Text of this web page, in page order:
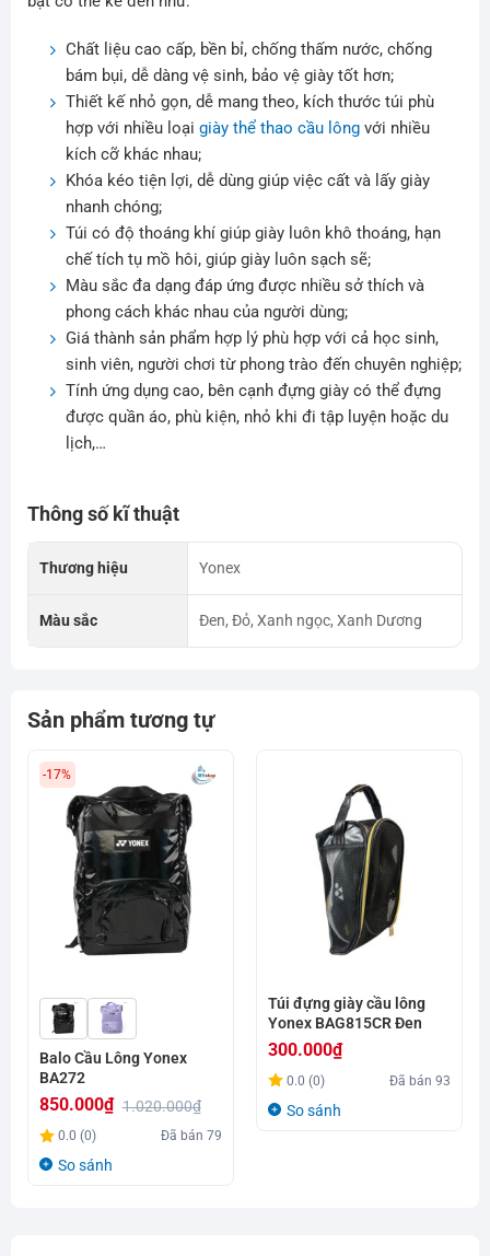
Chất liệu cao cấp, bền bỉ, chống thấm nước, chống
bám bụi, dễ dàng vệ sinh, bảo vệ giày tốt hơn;
Thiết kế nhỏ gọn, dễ mang theo, kích thước túi phù
hợp với nhiều loại giày thể thao cầu lôngvới nhiều
kích cỡ khác nhau;
Khóa kéo tiện lợi, dễ dùng giúp việc cất và lấy giày
nhanh chóng;
Túi có độ thoáng khí giúp giày luôn khô thoáng, hạn
chế tích tụ mồ hôi, giúp giày luôn sạch sẽ;
Màu sắc đa dạng đáp ứng được nhiều sở thích và
phong cách khác nhau của người dùng;
Giá thành sản phẩm hợp lý phù hợp với cả học sinh,
sinh viên, người chơi từ phong trào đến chuyên nghiệp;
Tính ứng dụng cao, bên cạnh đựng giày có thể đựng
được quần áo, phù kiện, nhỏ khi đi tập luyện hoặc du
lịch,…
Thông số kĩ thuật
Thương hiệu Yonex
Màu sắc Đen, Đỏ, Xanh ngọc, Xanh Dương
Sản phẩm tương tự
-17%
Balo Cầu Lông Yonex
BA272
1.020.000₫
Giá
gốc
850.000₫
Giá
hiện
0.0 (0) Đã bán79
So sánh
Túi đựng giày cầu lông
Yonex BAG815CR Đen
300.000₫
0.0 (0) Đã bán93
So sánh